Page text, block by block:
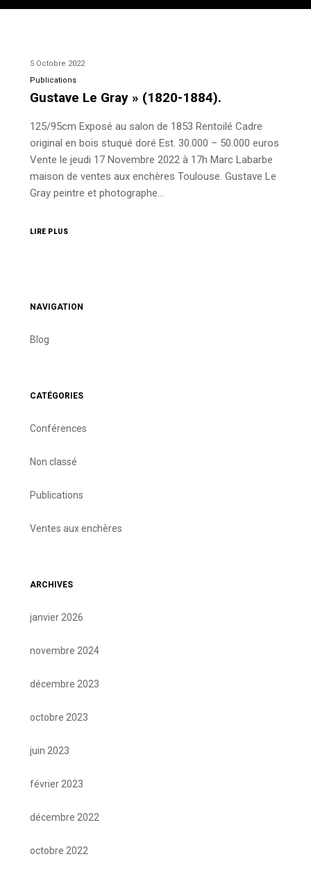
5 Octobre 2022
Publications
Gustave Le Gray » (1820-1884).
125/95cm Exposé au salon de 1853 Rentoilé Cadre
original en bois stuqué doré Est. 30.000 – 50.000 euros
Vente le jeudi 17 Novembre 2022 à 17h Marc Labarbe
maison de ventes aux enchères Toulouse. Gustave Le
Gray peintre et photographe…
LIRE PLUS
NAVIGATION
Blog
CATÉGORIES
Conférences
Non classé
Publications
Ventes aux enchères
ARCHIVES
janvier 2026
novembre 2024
décembre 2023
octobre 2023
juin 2023
février 2023
décembre 2022
octobre 2022